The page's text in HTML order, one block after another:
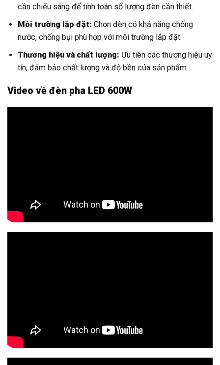
cần chiếu sáng để tính toán số lượng đèn cần thiết.
Môi trường lắp đặt: Chọn đèn có khả năng chống
nước, chống bụi phù hợp với môi trường lắp đặt.
Thương hiệu và chất lượng: Ưu tiên các thương hiệu uy
tín, đảm bảo chất lượng và độ bền của sản phẩm.
Video về đèn pha LED 600W